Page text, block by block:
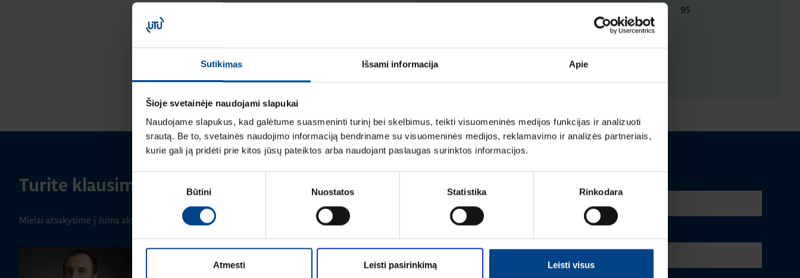
Sutikimas Išsami informacija Apie
Šioje svetainėje naudojami slapukai
Naudojame slapukus, kad galėtume suasmeninti turinį bei skelbimus, teikti visuomeninės medijos funkcijas ir analizuoti
srautą. Be to, svetainės naudojimo informaciją bendriname su visuomeninės medijos, reklamavimo ir analizės partneriais,
kurie gali ją pridėti prie kitos jūsų pateiktos arba naudojant paslaugas surinktos informacijos.
pasirinkimas
Būtini Nuostatos Statistika Rinkodara
Atmesti Leisti pasirinkimą Leisti visus
95
Turite klausimų? Susisiekite
Mielai atsakysime į Jums aktualius klausimus.
GALIOS ELEKTRONIKOS SKYRIAUS VADOVAS
Gintaras Javorovičius